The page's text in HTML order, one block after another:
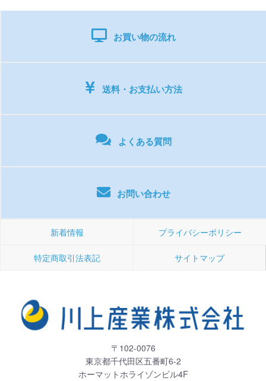
お買い物の流れ
送料・お支払い方法
よくある質問
お問い合わせ
新着情報 プライバシーポリシー
特定商取引法表記 サイトマップ
〒102-0076
東京都千代田区五番町6-2
ホーマットホライゾンビル4F